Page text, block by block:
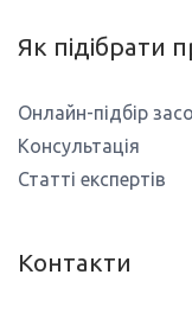
Як підібрати
Онлайн-підбір
Консультація
Статті експертів
Контакти